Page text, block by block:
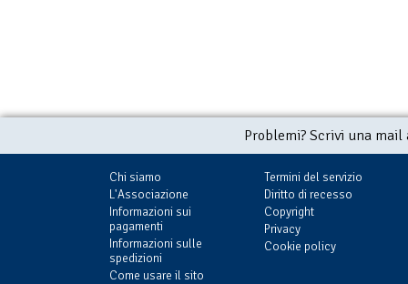
Problemi? Scrivi una
Chi siamo
L'Associazione
Informazioni sui
pagamenti
Informazioni sulle
spedizioni
Come usare il sito
Termini del servizio
Diritto di recesso
Copyright
Privacy
Cookie policy